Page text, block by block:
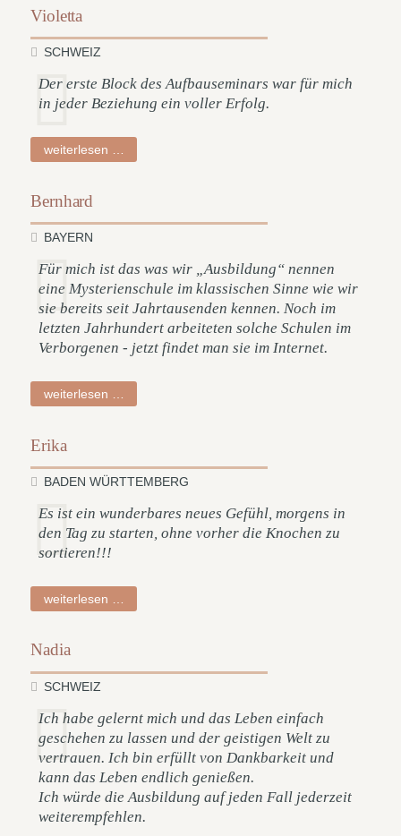
Violetta
SCHWEIZ
Der erste Block des Aufbauseminars war für mich
in jeder Beziehung ein voller Erfolg.
weiterlesen …
Bernhard
BAYERN
Für mich ist das was wir „Ausbildung“ nennen
eine Mysterienschule im klassischen Sinne wie wir
sie bereits seit Jahrtausenden kennen. Noch im
letzten Jahrhundert arbeiteten solche Schulen im
Verborgenen - jetzt findet man sie im Internet.
weiterlesen …
Erika
BADEN WÜRTTEMBERG
Es ist ein wunderbares neues Gefühl, morgens in
den Tag zu starten, ohne vorher die Knochen zu
sortieren!!!
weiterlesen …
Nadia
SCHWEIZ
Ich habe gelernt mich und das Leben einfach
geschehen zu lassen und der geistigen Welt zu
vertrauen. Ich bin erfüllt von Dankbarkeit und
kann das Leben endlich genießen.
Ich würde die Ausbildung auf jeden Fall jederzeit
weiterempfehlen.